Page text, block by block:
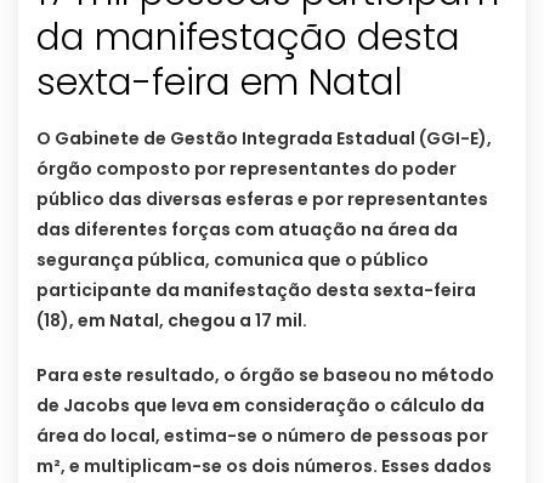
da manifestação desta
sexta-feira em Natal
O Gabinete de Gestão Integrada Estadual (GGI-E),
órgão composto por representantes do poder
público das diversas esferas e por representantes
das diferentes forças com atuação na área da
segurança pública, comunica que o público
participante da manifestação desta sexta-feira
(18), em Natal, chegou a 17 mil.
Para este resultado, o órgão se baseou no método
de Jacobs que leva em consideração o cálculo da
área do local, estima-se o número de pessoas por
m², e multiplicam-se os dois números. Esses dados